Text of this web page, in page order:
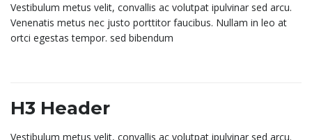
Vestibulum metus velit, convallis ac volutpat ipulvinar sed arcu.
Venenatis metus nec justo porttitor faucibus. Nullam in leo at
ortci egestas tempor. sed bibendum
H3 Header
Vestibulum metus velit, convallis ac volutpat ipulvinar sed arcu.